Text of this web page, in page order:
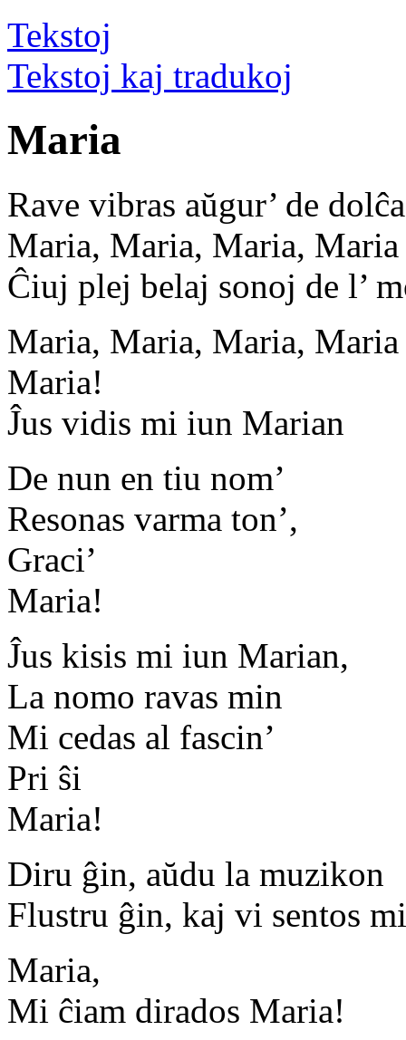
Tekstoj
Tekstoj kaj tradukoj
Maria
Rave vibras aŭgur’ de
Maria, Maria, Maria, Maria
Ĉiuj plej belaj sonoj de l’
Maria, Maria, Maria, Maria
Maria!
Ĵus vidis mi iun Marian
De nun en tiu nom’
Resonas varma ton’,
Graci’
Maria!
Ĵus kisis mi iun Marian,
La nomo ravas min
Mi cedas al fascin’
Pri ŝi
Maria!
Diru ĝin, aŭdu la muzikon
Flustru ĝin, kaj vi sentos
Maria,
Mi ĉiam dirados Maria!